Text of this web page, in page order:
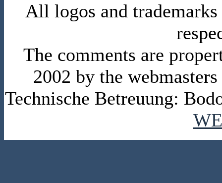
All logos and
The comments are
2002 by the
Technische Betreuung: